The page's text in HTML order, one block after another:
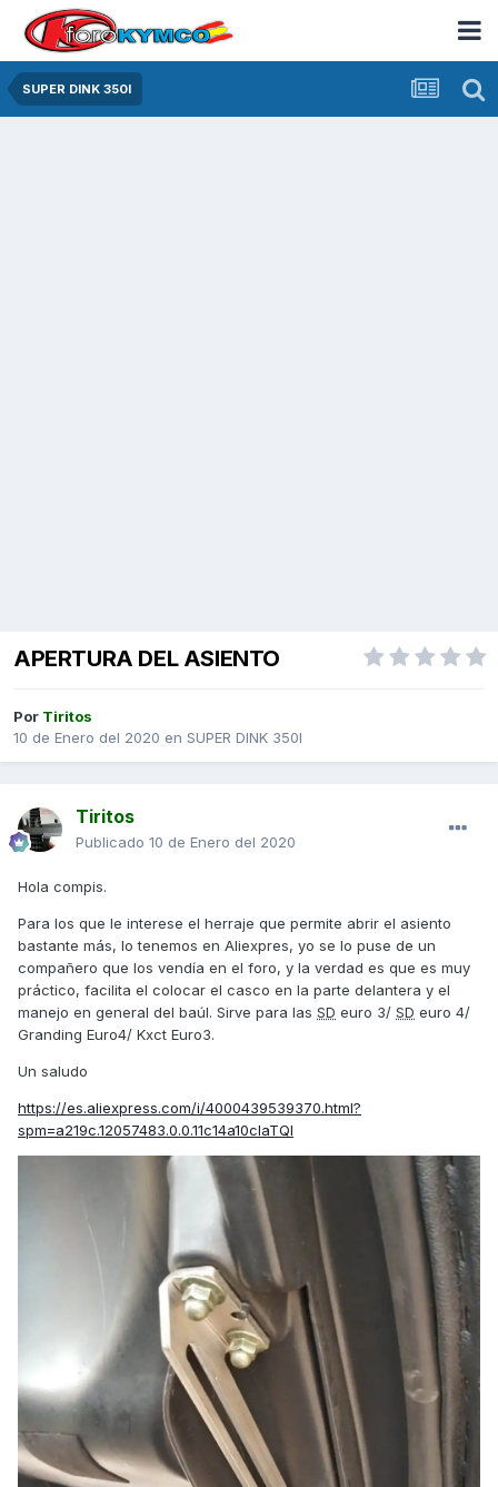
SUPER DINK 350I
APERTURA DEL ASIENTO
Por Tiritos
10 de Enero del 2020 en SUPER DINK 350I
Tiritos
Publicado 10 de Enero del 2020
Hola compis.
Para los que le interese el herraje que permite abrir el asiento
bastante más, lo tenemos en Aliexpres, yo se lo puse de un
compañero que los vendía en el foro, y la verdad es que es muy
práctico, facilita el colocar el casco en la parte delantera y el
manejo en general del baúl. Sirve para las SD euro 3/ SD euro 4/
Granding Euro4/ Kxct Euro3.
Un saludo
https://es.aliexpress.com/i/4000439539370.html?
spm=a219c.12057483.0.0.11c14a10claTQI